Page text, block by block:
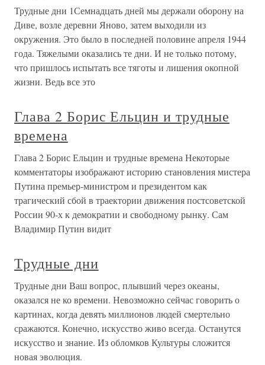
Трудные дни 1Семнадцать дней мы держали оборону на
Диве, возле деревни Яново, затем выходили из
окружения. Это было в последней половине апреля 1944
года. Тяжелыми оказались те дни. И не только потому,
что пришлось испытать все тяготы и лишения окопной
жизни. Ведь все это
Глава 2 Борис Ельцин и трудные
времена
Глава 2 Борис Ельцин и трудные времена Некоторые
комментаторы изображают историю становления мистера
Путина премьер-министром и президентом как
трагический сбой в траектории движения постсоветской
России 90-х к демократии и свободному рынку. Сам
Владимир Путин видит
Трудные дни
Трудные дни Ваш вопрос, плывший через океаны,
оказался не ко времени. Невозможно сейчас говорить о
картинах, когда девять миллионов людей смертельно
сражаются. Конечно, искусство живо всегда. Останутся
искусство и знание. Из обломков Культуры сложится
новая эволюция.